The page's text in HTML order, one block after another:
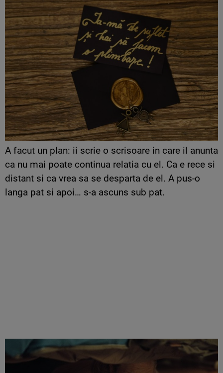
A facut un plan: ii scrie o scrisoare in care il anunta
ca nu mai poate continua relatia cu el. Ca e rece si
distant si ca vrea sa se desparta de el. A pus-o
langa pat si apoi… s-a ascuns sub pat.